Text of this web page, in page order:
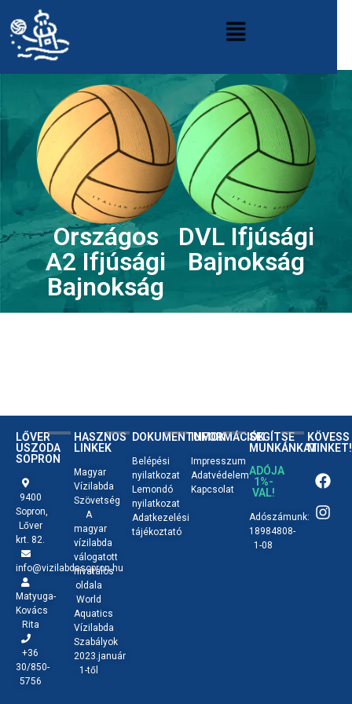
Országos
A2 Ifjúsági
Bajnokság
DVL Ifjúsági
Bajnokság
LŐVER
USZODA
SOPRON
9400
Sopron,
Lőver
krt. 82.
info@vizilabdasopron.hu
Matyuga-
Kovács
Rita
+36
30/850-
5756
HASZNOS
LINKEK
Magyar
Vízilabda
Szövetség
A
magyar
vízilabda
válogatott
hivatalos
oldala
World
Aquatics
Vízilabda
Szabályok
2023.január
1-től
DOKUMENTUMOK
Belépési
nyilatkozat
Lemondó
nyilatkozat
Adatkezelési
tájékoztató
INFORMÁCIÓK
Impresszum
Adatvédelem
Kapcsolat
SEGÍTSE
MUNKÁNKAT
ADÓJA
1%-
VAL!
Adószámunk:
18984808-
1-08
KÖVESS
MINKET!